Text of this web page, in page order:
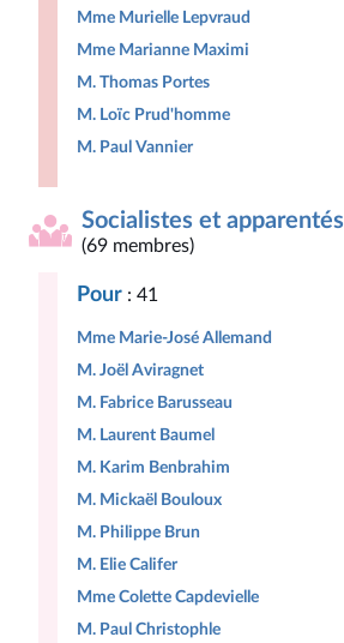
Mme Murielle Lepvraud
Mme Marianne Maximi
M. Thomas Portes
M. Loïc Prud'homme
M. Paul Vannier
Socialistes et apparentés
(69 membres)
Pour : 41
Mme Marie-José Allemand
M. Joël Aviragnet
M. Fabrice Barusseau
M. Laurent Baumel
M. Karim Benbrahim
M. Mickaël Bouloux
M. Philippe Brun
M. Elie Califer
Mme Colette Capdevielle
M. Paul Christophle